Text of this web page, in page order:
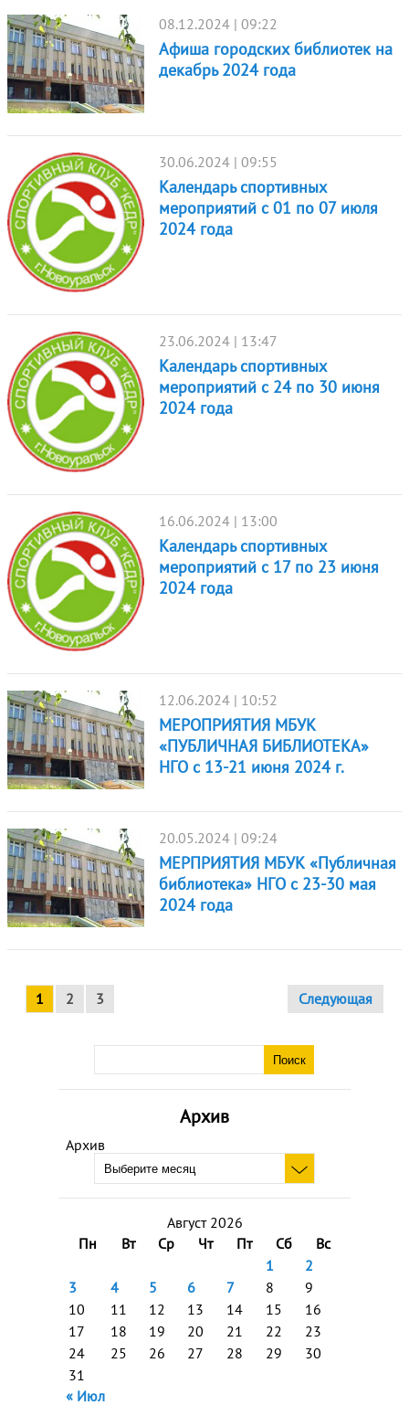
Архив
Архив
Август 2026
Пн
Вт Ср Чт Пт Сб
Вс
1
2
3
4 5 6 7 8
9
10
11 12 13 14 15
16
17
18 19 20 21 22
23
24
25 26 27 28 29
30
31
« Июл
08.12.2024 | 09:22
Афиша городских библиотек на
декабрь 2024 года
30.06.2024 | 09:55
Календарь спортивных
мероприятий с 01 по 07 июля
2024 года
23.06.2024 | 13:47
Календарь спортивных
мероприятий с 24 по 30 июня
2024 года
16.06.2024 | 13:00
Календарь спортивных
мероприятий с 17 по 23 июня
2024 года
12.06.2024 | 10:52
МЕРОПРИЯТИЯ МБУК
«ПУБЛИЧНАЯ БИБЛИОТЕКА»
НГО с 13-21 июня 2024 г.
20.05.2024 | 09:24
МЕРПРИЯТИЯ МБУК «Публичная
библиотека» НГО с 23-30 мая
2024 года
1 2 3 Следующая